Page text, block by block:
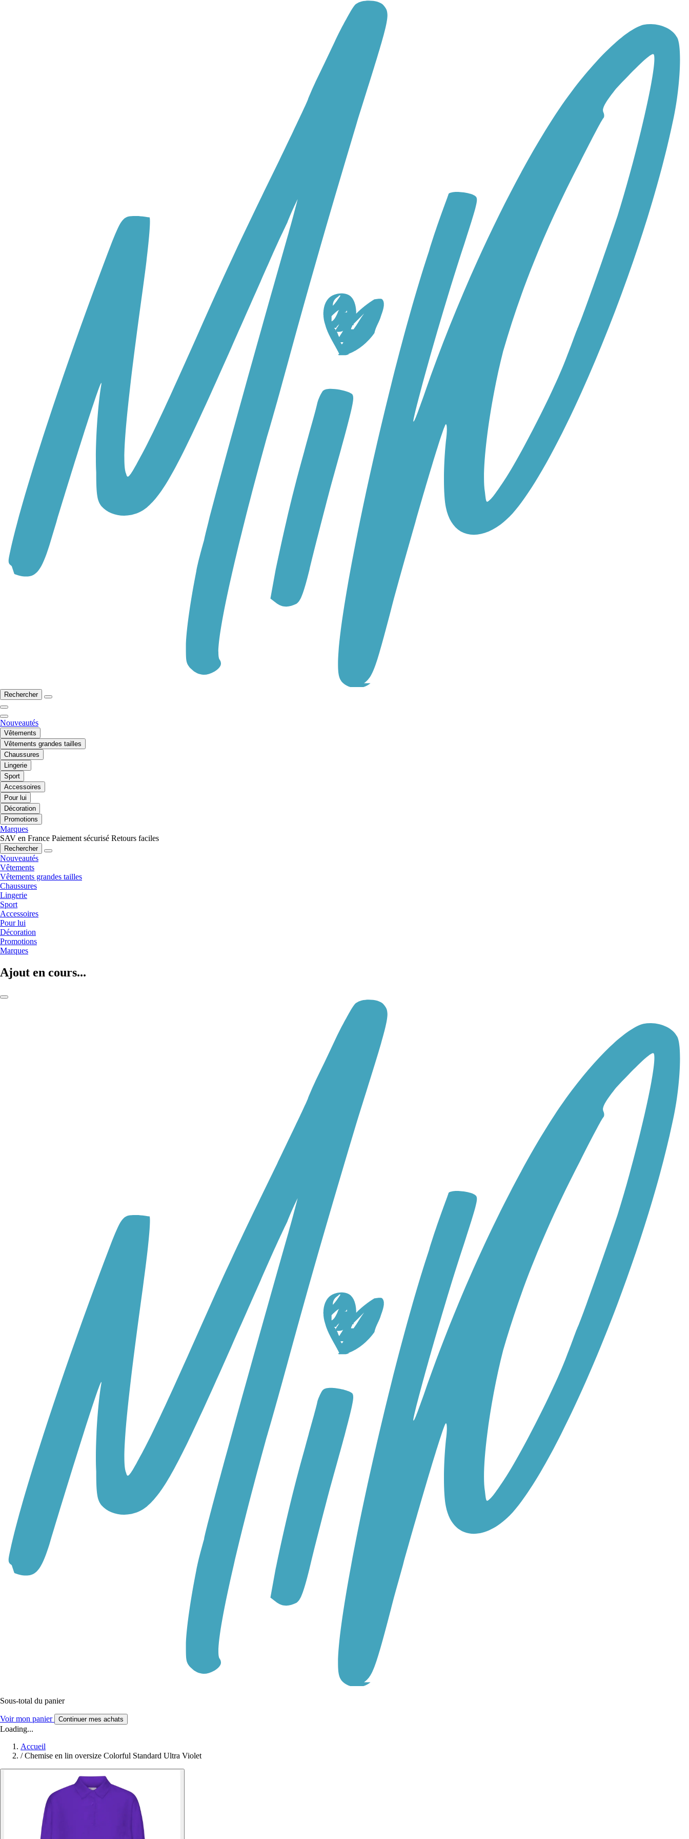
Rechercher
Nouveautés
Vêtements
Vêtements grandes tailles
Chaussures
Lingerie
Sport
Accessoires
Pour lui
Décoration
Promotions
Marques
SAV en France Paiement sécurisé Retours faciles
Rechercher
Nouveautés
Vêtements
Vêtements grandes tailles
Chaussures
Lingerie
Sport
Accessoires
Pour lui
Décoration
Promotions
Marques
Ajout en cours...
Sous-total du panier
Voir mon panier Continuer mes achats
Loading...
Accueil
/ Chemise en lin oversize Colorful Standard Ultra Violet